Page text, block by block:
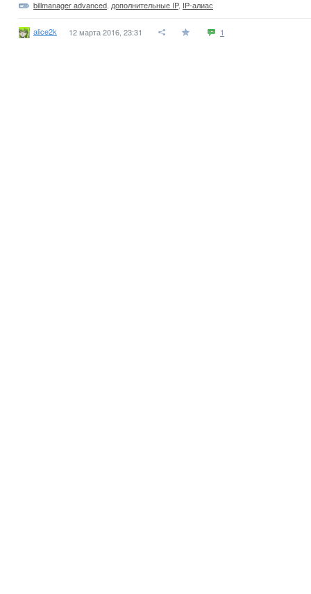
billmanager advanced дополнительные IP, IP-алиас
alice2k 12 марта 2016, 23:31 1